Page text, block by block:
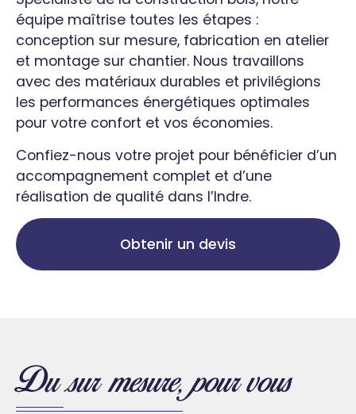
équipe maîtrise toutes les étapes :
conception sur mesure, fabrication en atelier
et montage sur chantier. Nous travaillons
avec des matériaux durables et privilégions
les performances énergétiques optimales
pour votre confort et vos économies.
Confiez-nous votre projet pour bénéficier d’un
accompagnement complet et d’une
réalisation de qualité dans l’Indre.
Obtenir un devis
Du sur mesure, pour vous